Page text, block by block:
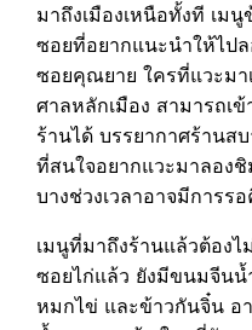
มาถึงเมืองเหนือทั้งที เม
ซอยที่อยากแนะนำให้ไป
ซอยคุณยาย ใครที่แวะมา
ศาลหลักเมือง สามารถเ
ร้านได้ บรรยากาศร้านส
ที่สนใจอยากแวะมาลอง
บางช่วงเวลาอาจมีการร
เมนูที่มาถึงร้านแล้วต้อง
ซอยไก่แล้ว ยังมีขนมจีนน้
หมกไข่ และข้าวกันจิ๋น อ